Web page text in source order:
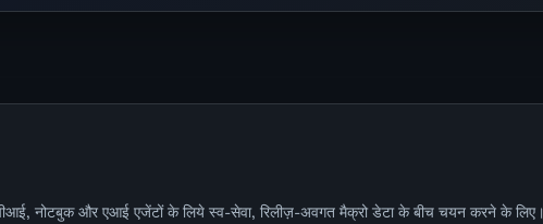
नोटबुक और एआई एजेंटों के लिये स्व-सेवा, रिलीज़-अवगत मैक्रो डेटा के बीच चयन करने के लिए।